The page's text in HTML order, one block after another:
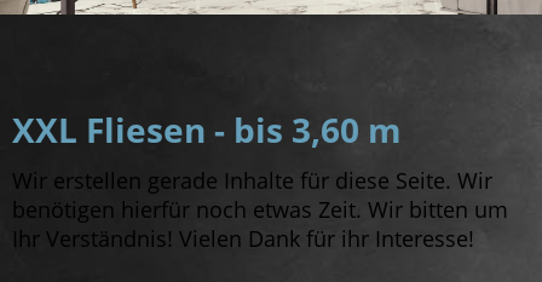
XXL Fliesen - bis 3,60 m
Wir erstellen gerade Inhalte für diese Seite. Wir
benötigen hierfür noch etwas Zeit. Wir bitten um
Ihr Verständnis! Vielen Dank für ihr Interesse!